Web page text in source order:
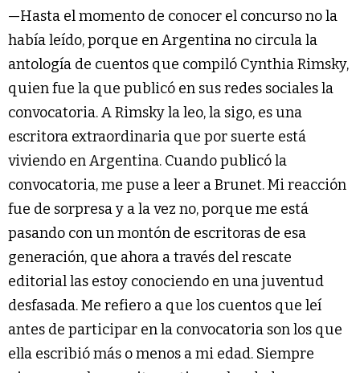
—Hasta el momento de conocer el concurso no la
había leído, porque en Argentina no circula la
antología de cuentos que compiló Cynthia Rimsky,
quien fue la que publicó en sus redes sociales la
convocatoria. A Rimsky la leo, la sigo, es una
escritora extraordinaria que por suerte está
viviendo en Argentina. Cuando publicó la
convocatoria, me puse a leer a Brunet. Mi reacción
fue de sorpresa y a la vez no, porque me está
pasando con un montón de escritoras de esa
generación, que ahora a través del rescate
editorial las estoy conociendo en una juventud
desfasada. Me refiero a que los cuentos que leí
antes de participar en la convocatoria son los que
ella escribió más o menos a mi edad. Siempre